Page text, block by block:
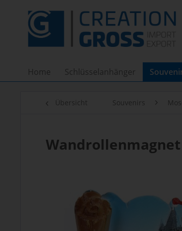
Home Schlüsselanhänger
Übersicht Souvenirs